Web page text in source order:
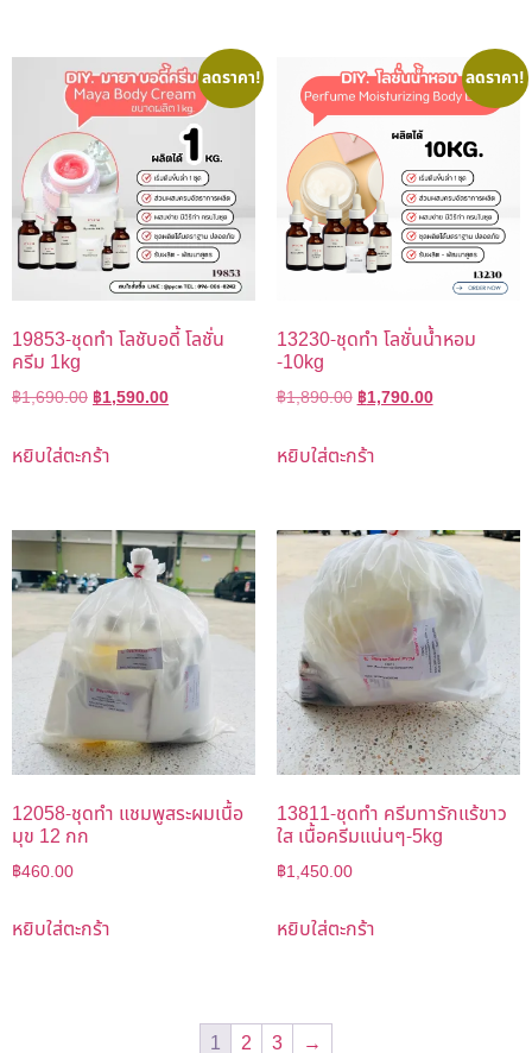
ลดราคา!
19853-ชุดทำ โลชับอดี้ โลชั่น
ครีม 1kg
฿1,690.00฿1,590.00
หยิบใส่ตะกร้า
ลดราคา!
13230-ชุดทำ โลชั่นน้ำหอม
-10kg
฿1,890.00฿1,790.00
หยิบใส่ตะกร้า
12058-ชุดทำ แชมพูสระผมเนื้อ
มุข 12 กก
฿460.00
หยิบใส่ตะกร้า
13811-ชุดทำ ครีมทารักแร้ขาว
ใส เนื้อครีมแน่นๆ-5kg
฿1,450.00
หยิบใส่ตะกร้า
1 2 3 →